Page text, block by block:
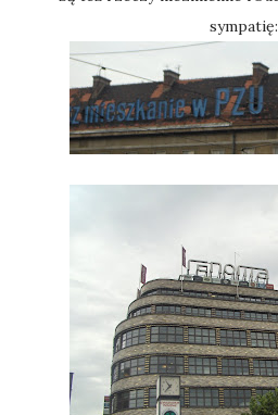
sympatię: